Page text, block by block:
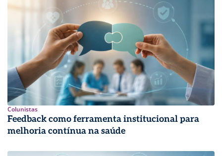
Colunistas
Feedback como ferramenta institucional para
melhoria contínua na saúde